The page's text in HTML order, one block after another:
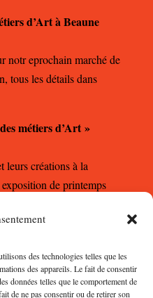
des technologies telles que les
des appareils. Le fait de consentir
données telles que le comportement de
de ne pas consentir ou de retirer son
d’Art à Beaune
notr eprochain marché de
tous les détails dans
métiers d’Art »
leurs créations à la
de printemps